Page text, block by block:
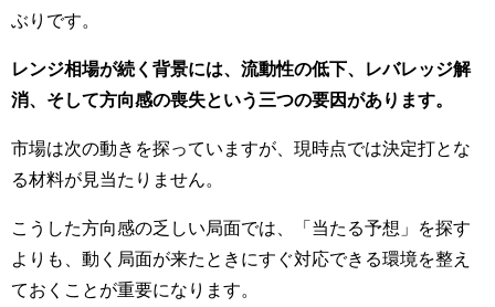
ぶりです。
レンジ相場が続く背景には、流動性の低下、レバレッジ解
消、そして方向感の喪失という三つの要因があります。
市場は次の動きを探っていますが、現時点では決定打とな
る材料が見当たりません。
こうした方向感の乏しい局面では、「当たる予想」を探す
よりも、動く局面が来たときにすぐ対応できる環境を整え
ておくことが重要になります。